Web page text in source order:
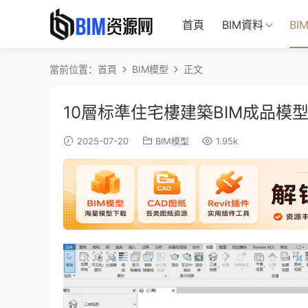
首頁 BIM資料
當前位置： 首頁 BIM模型 正文
10層标準住宅樓建築BIM成品模
2025-07-20 BIM模型 1.95k